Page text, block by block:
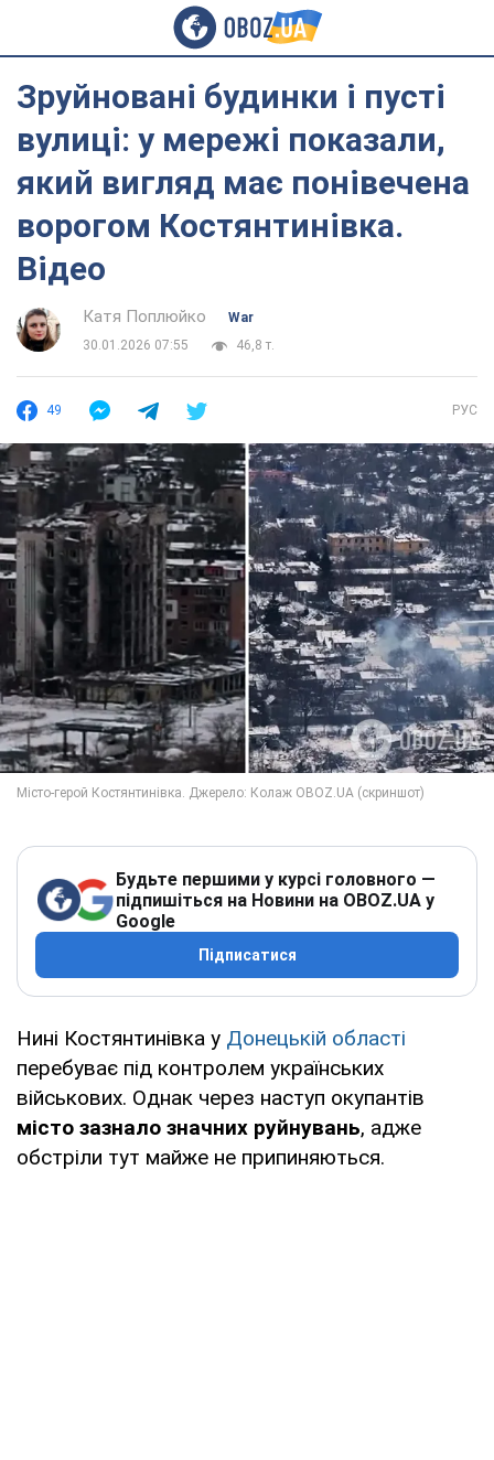
Зруйновані будинки і пусті
вулиці: у мережі показали,
який вигляд має понівечена
ворогом Костянтинівка.
Відео
Катя Поплюйко
War
30.01.2026 07:55
46,8 т.
49 РУС
Будьте першими у курсі головного —
підпишіться на Новини на OBOZ.UA у
Google
Підписатися
Нині Костянтинівка у Донецькій області
перебуває під контролем українських
військових. Однак через наступ окупантів
місто зазнало значних руйнувань, адже
обстріли тут майже не припиняються.